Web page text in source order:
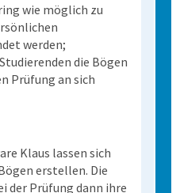
wie möglich zu
werden;
die Bögen
Prüfung an sich
Klaus lassen sich
erstellen. Die
der Prüfung dann ihre